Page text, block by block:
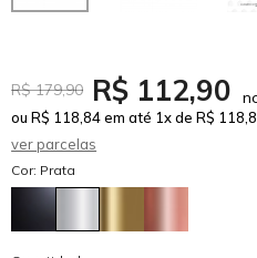
R$ 179,90 R$ 112,90
ou R$ 118,84 em até 1x de R$
ver parcelas
Cor: Prata